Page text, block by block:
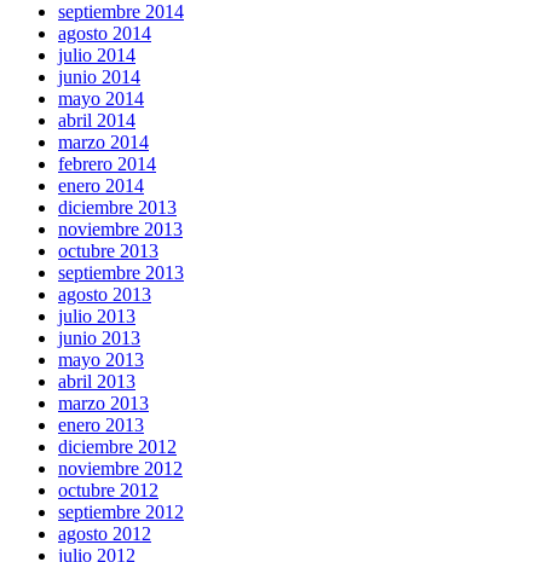
septiembre 2014
agosto 2014
julio 2014
junio 2014
mayo 2014
abril 2014
marzo 2014
febrero 2014
enero 2014
diciembre 2013
noviembre 2013
octubre 2013
septiembre 2013
agosto 2013
julio 2013
junio 2013
mayo 2013
abril 2013
marzo 2013
enero 2013
diciembre 2012
noviembre 2012
octubre 2012
septiembre 2012
agosto 2012
julio 2012